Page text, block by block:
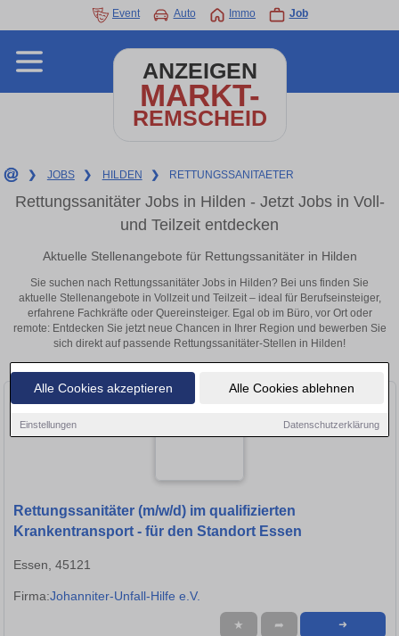
Alle Cookies akzeptieren Alle Cookies ablehnen
Einstellungen Datenschutzerklärung
Event Auto Immo Job
ANZEIGEN
MARKT-
REMSCHEID
❯ JOBS ❯ HILDEN ❯ RETTUNGSSANITAETER
Rettungssanitäter Jobs in Hilden - Jetzt Jobs in Voll-
und Teilzeit entdecken
Aktuelle Stellenangebote für Rettungssanitäter in Hilden
Sie suchen nach Rettungssanitäter Jobs in Hilden? Bei uns finden Sie
aktuelle Stellenangebote in Vollzeit und Teilzeit – ideal für Berufseinsteiger,
erfahrene Fachkräfte oder Quereinsteiger. Egal ob im Büro, vor Ort oder
remote: Entdecken Sie jetzt neue Chancen in Ihrer Region und bewerben Sie
sich direkt auf passende Rettungssanitäter-Stellen in Hilden!
Rettungssanitäter (m/w/d) im qualifizierten
Krankentransport - für den Standort Essen
Essen, 45121
Firma:Johanniter-Unfall-Hilfe e.V.
★ ➦ ➜